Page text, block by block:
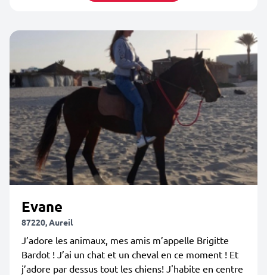
Evane
87220, Aureil
J’adore les animaux, mes amis m’appelle Brigitte
Bardot ! J’ai un chat et un cheval en ce moment ! Et
j’adore par dessus tout les chiens! J'habite en centre